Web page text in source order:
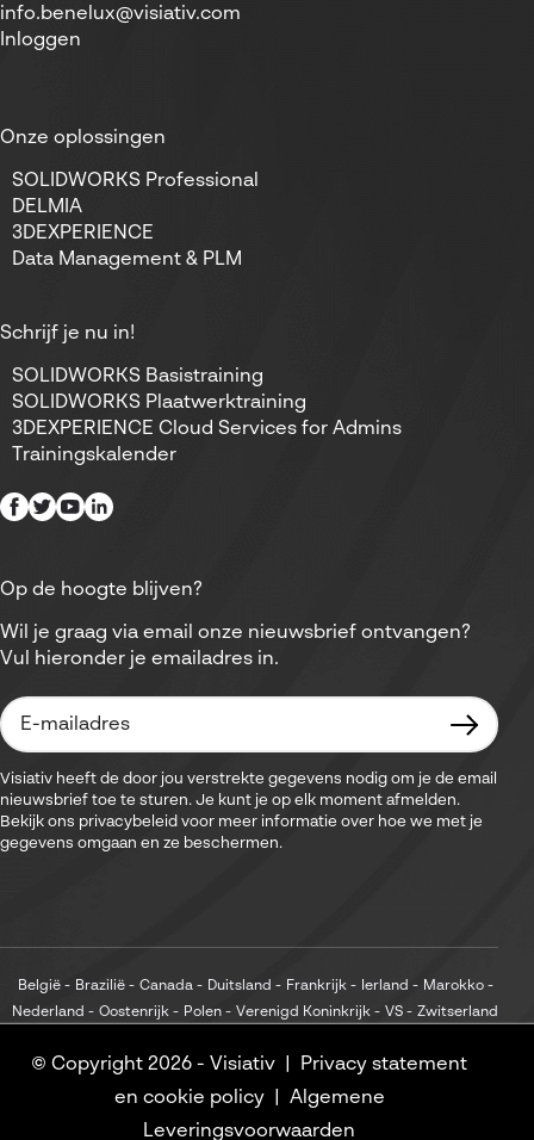
info.benelux@visiativ.com
Inloggen
Onze oplossingen
SOLIDWORKS Professional
DELMIA
3DEXPERIENCE
Data Management & PLM
Schrijf je nu in!
SOLIDWORKS Basistraining
SOLIDWORKS Plaatwerktraining
3DEXPERIENCE Cloud Services for Admins
Trainingskalender
Op de hoogte blijven?
Wil je graag via email onze nieuwsbrief ontvangen?
Vul hieronder je emailadres in.
Visiativ heeft de door jou verstrekte gegevens nodig om je de email
nieuwsbrief toe te sturen. Je kunt je op elk moment afmelden.
Bekijk ons privacybeleid voor meer informatie over hoe we met je
gegevens omgaan en ze beschermen.
België Brazilië Canada Duitsland Frankrijk Ierland
Marokko
Nederland
Oostenrijk Polen Verenigd Koninkrijk VS Zwitserland
© Copyright 2026 - Visiativ
Privacy statement
en cookie policy
Algemene
Leveringsvoorwaarden